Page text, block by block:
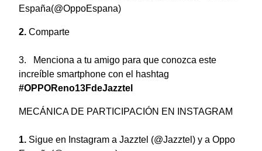
España(@OppoEspana)
Comparte
3. Menciona a tu amigo para que conozca este
increíble smartphone con el hashtag
#OPPOReno13FdeJazztel
MECÁNICA DE PARTICIPACIÓN EN INSTAGRAM
Sigue en Instagram a Jazztel (@Jazztel) y a Oppo